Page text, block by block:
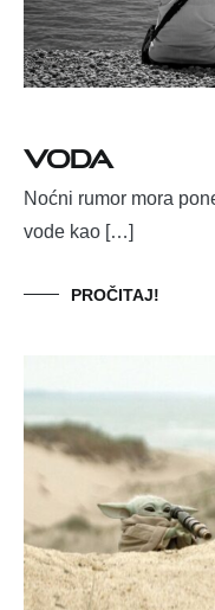
VODA
Noćni rumor mora
vode kao […]
PROČITAJ!